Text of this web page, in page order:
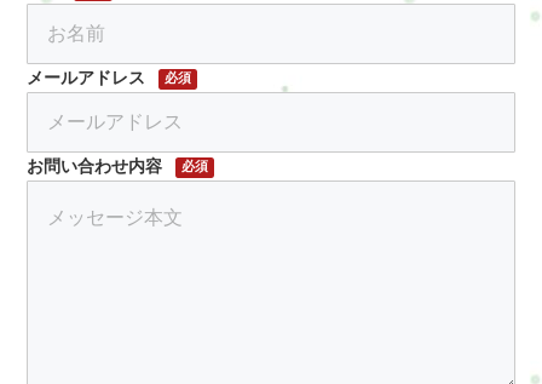
メールアドレス 必須
お問い合わせ内容 必須